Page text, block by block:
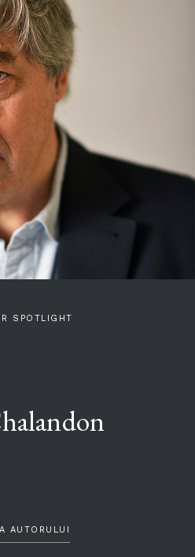
SPOTLIGHT
AUTORULUI